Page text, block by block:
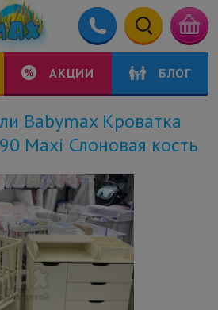
АКЦИИ БЛОГ
Babymax Кроватка
Maxi Слоновая кость